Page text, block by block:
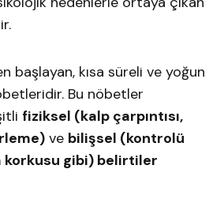
başlayan, kısa süreli ve yoğun
Bu nöbetler
fiziksel (kalp çarpıntısı,
ve bilişsel (kontrolü
korkusu gibi) belirtiler